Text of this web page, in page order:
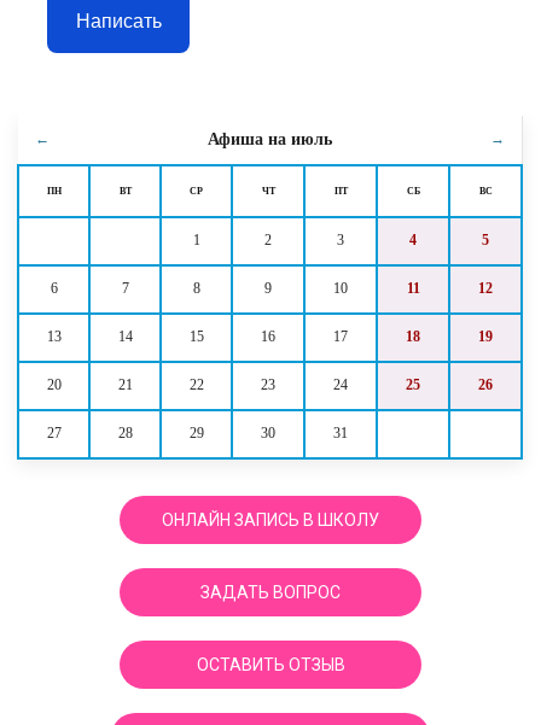
Написать
← Афиша на июль →
ПН ВТ СР ЧТ ПТ СБ ВС
1 2 3 4 5
6 7 8 9 10 11 12
13 14 15 16 17 18 19
20 21 22 23 24 25 26
27 28 29 30 31
ОНЛАЙН ЗАПИСЬ В ШКОЛУ
ЗАДАТЬ ВОПРОС
ОСТАВИТЬ ОТЗЫВ